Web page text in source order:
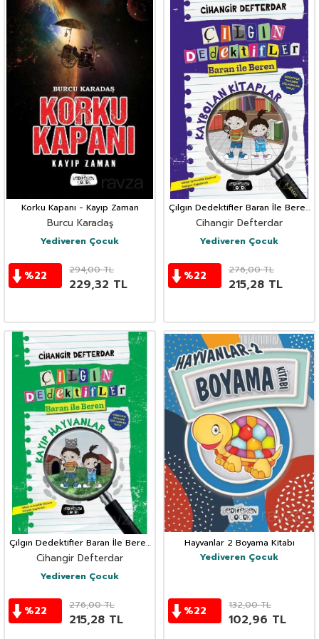
Korku Kapanı - Kayıp Zaman
Burcu Karadaş
Yediveren Çocuk
%22 294,00TL
229,32 TL
Çılgın Dedektifler Baran İle Beren
/ Kaybolan Kitaplar
Cihangir Defterdar
Yediveren Çocuk
%22 276,00TL
215,28 TL
Çılgın Dedektifler Baran İle Beren
/ Kayıp Hayvanlar
Cihangir Defterdar
Yediveren Çocuk
%22 276,00TL
215,28 TL
Hayvanlar 2 Boyama Kitabı
Yediveren Çocuk
%22 132,00TL
102,96 TL